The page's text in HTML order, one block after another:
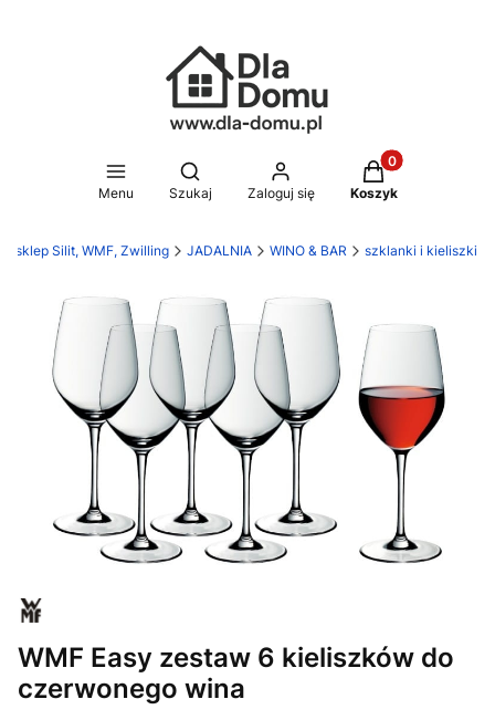
Menu
Otwórz wyszukiwarkę
Szukaj Zaloguj się
Produkty w
Koszyk
sklep Silit, WMF, Zwilling JADALNIA WINO & BAR szklanki i kieliszki
WMF Easy zestaw 6 kieliszków do
czerwonego wina